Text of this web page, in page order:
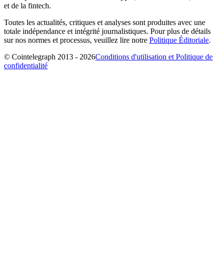
et de la fintech.
Toutes les actualités, critiques et analyses sont produites avec une
totale indépendance et intégrité journalistiques. Pour plus de détails
sur nos normes et processus, veuillez lire notre Politique Éditoriale.
© Cointelegraph 2013 - 2026Conditions d'utilisation et Politique de
confidentialité